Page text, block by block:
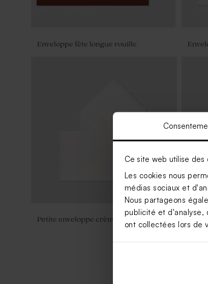
Ce site web utilise des
Les cookies nous
médias sociaux et
Nous partageons
publicité et d'analyse,
ont collectées lors de
Enveloppe fête longue rouille
Petite enveloppe crème